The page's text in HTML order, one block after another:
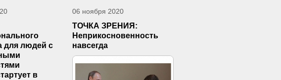
для людей с
в
06 ноября 2020
ТОЧКА ЗРЕНИЯ:
Неприкосновенность
навсегда